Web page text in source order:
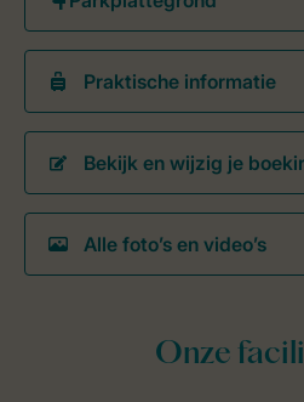
Praktische informatie
Bekijk en wijzig je
Alle foto’s en video’s